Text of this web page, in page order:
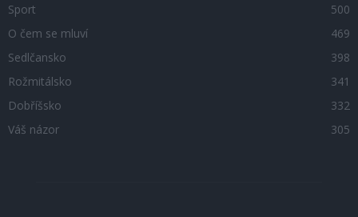
Sport
500
O čem se mluví
469
Sedlčansko
398
Rožmitálsko
341
Dobříšsko
332
Váš názor
305